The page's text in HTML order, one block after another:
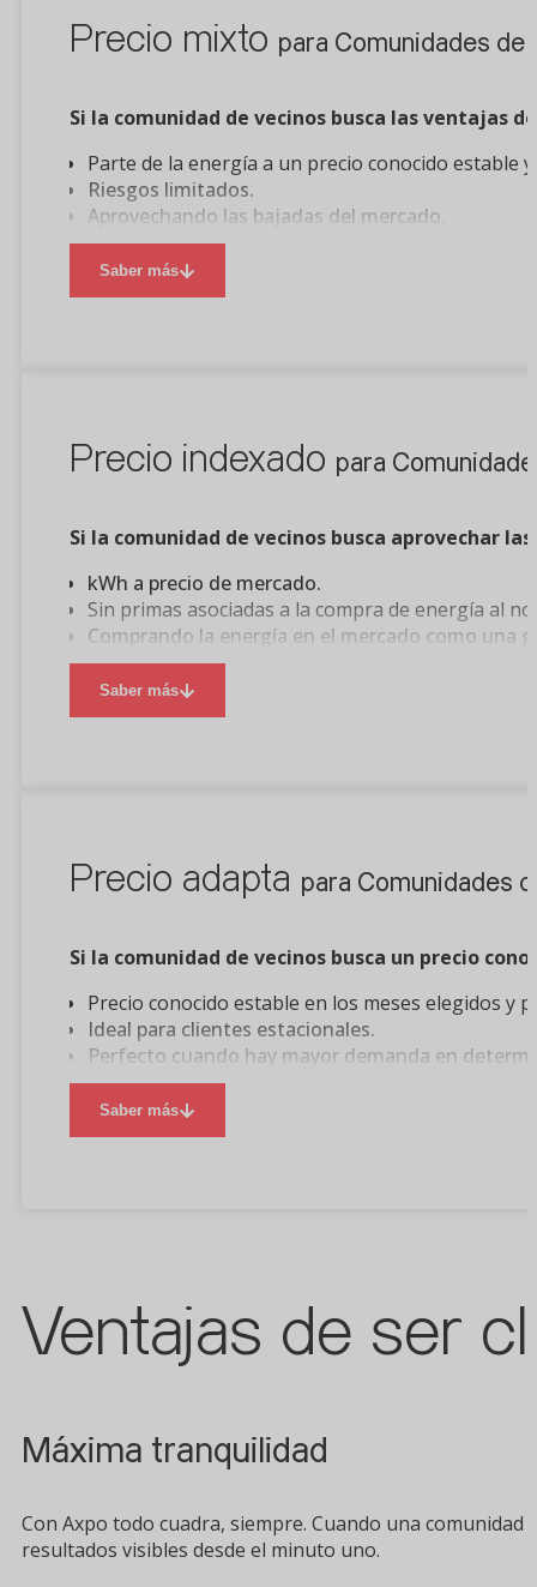
Precio mixto para Comunidades de
Si la comunidad de vecinos busca las ventajas
Parte de la energía a un precio conocido estable
Riesgos limitados.
Aprovechando las bajadas del mercado.
Lo mejor de los dos mundos en un solo
Saber más
Precio indexado para
Si la comunidad de vecinos busca aprovechar
kWh a precio de mercado.
Sin primas asociadas a la compra de energía al
Comprando la energía en el mercado como una
Pagando solo por el gas que se consume, y
Saber más
Precio adapta para Comunidades
Si la comunidad de vecinos busca un precio
Precio conocido estable en los meses elegidos y
Ideal para clientes estacionales.
Perfecto cuando hay mayor demanda en
Mayor competitividad en el coste de energía.
Saber más
Ventajas de ser
Máxima tranquilidad
Con Axpo todo cuadra, siempre. Cuando una
resultados visibles desde el minuto uno.